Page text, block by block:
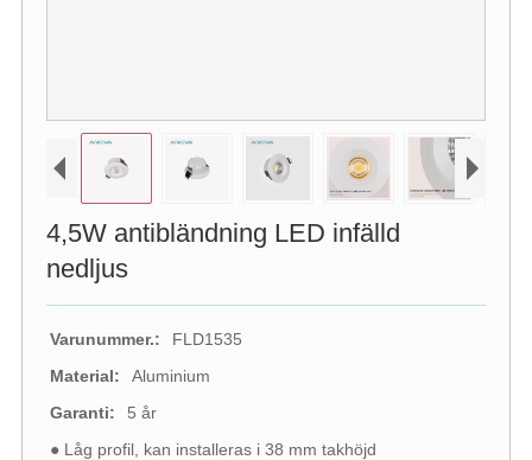
4,5W antibländning LED infälld
nedljus
Varunummer.:
FLD1535
Material:
Aluminium
Garanti:
5 år
● Låg profil, kan installeras i 38 mm takhöjd